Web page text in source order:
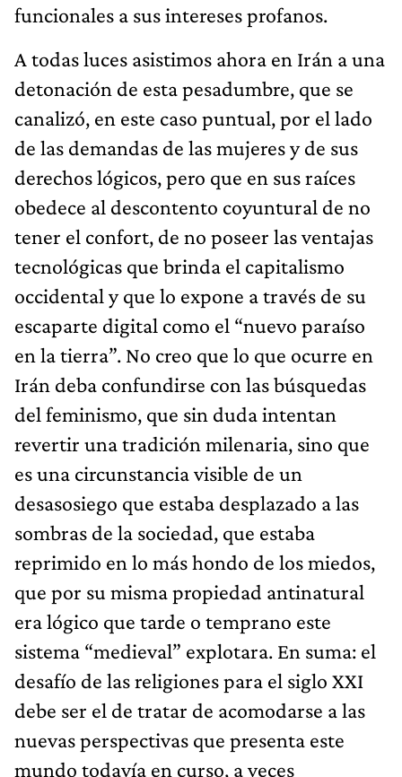
funcionales a sus intereses profanos.
A todas luces asistimos ahora en Irán a una
detonación de esta pesadumbre, que se
canalizó, en este caso puntual, por el lado
de las demandas de las mujeres y de sus
derechos lógicos, pero que en sus raíces
obedece al descontento coyuntural de no
tener el confort, de no poseer las ventajas
tecnológicas que brinda el capitalismo
occidental y que lo expone a través de su
escaparte digital como el “nuevo paraíso
en la tierra”. No creo que lo que ocurre en
Irán deba confundirse con las búsquedas
del feminismo, que sin duda intentan
revertir una tradición milenaria, sino que
es una circunstancia visible de un
desasosiego que estaba desplazado a las
sombras de la sociedad, que estaba
reprimido en lo más hondo de los miedos,
que por su misma propiedad antinatural
era lógico que tarde o temprano este
sistema “medieval” explotara. En suma: el
desafío de las religiones para el siglo XXI
debe ser el de tratar de acomodarse a las
nuevas perspectivas que presenta este
mundo todavía en curso, a veces